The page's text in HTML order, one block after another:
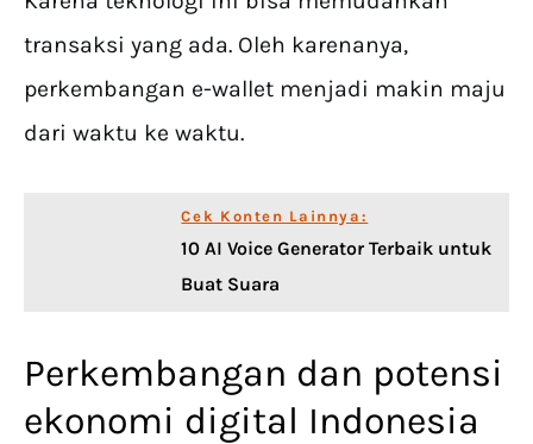
transaksi yang ada. Oleh karenanya,
perkembangan e-wallet menjadi makin maju
dari waktu ke waktu.
Cek Konten Lainnya:
10 AI Voice Generator Terbaik untuk
Buat Suara
Perkembangan dan potensi
ekonomi digital Indonesia